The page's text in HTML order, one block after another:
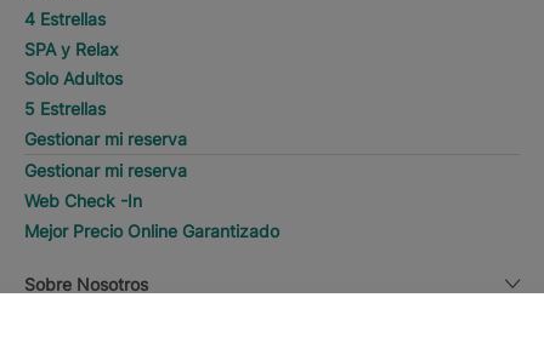
4 Estrellas
SPA y Relax
Solo Adultos
5 Estrellas
Gestionar mi reserva
Gestionar mi reserva
Web Check -In
Mejor Precio Online Garantizado
Sobre Nosotros